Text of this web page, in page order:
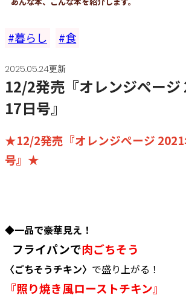
暮らし 食
2025.05.24更新
12/2発売『オレンジぺージ
17日号』
★12/2発売『オレンジぺージ
号』★
◆一品で豪華見え！
フライパンで肉ごちそう
〈ごちそうチキン〉 で盛り上がる！
『照り焼き風ローストチキン』